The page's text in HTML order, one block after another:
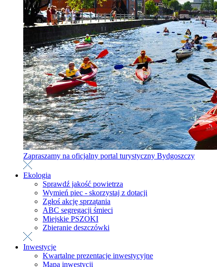
Zapraszamy na oficjalny portal turystyczny Bydgoszczy
Ekologia
Sprawdź jakość powietrza
Wymień piec - skorzystaj z dotacji
Zgłoś akcję sprzątania
ABC segregacji śmieci
Miejskie PSZOKI
Zbieranie deszczówki
Inwestycje
Kwartalne prezentacje inwestycyjne
Mapa inwestycji